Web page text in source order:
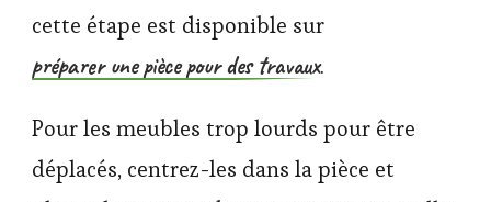
cette étape est disponible sur
préparer une pièce pour des travaux.
Pour les meubles trop lourds pour être
déplacés, centrez-les dans la pièce et